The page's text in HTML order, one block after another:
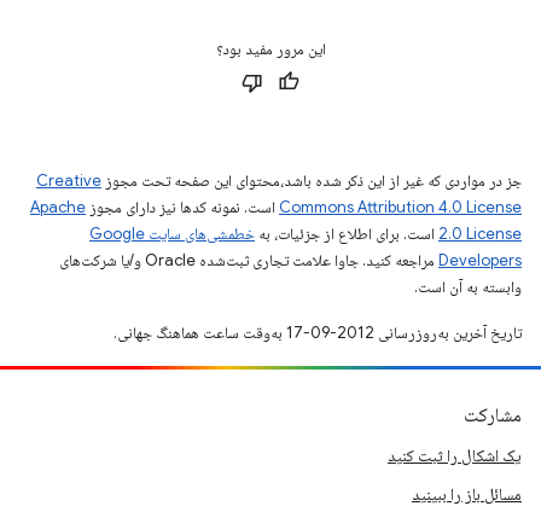
این مرور مفید بود؟
جز در مواردی که غیر از این ذکر شده باشد،‌محتوای این صفحه تحت مجوز Creative
Commons Attribution 4.0 License است. نمونه کدها نیز دارای مجوز Apache
2.0 License است. برای اطلاع از جزئیات، به
خطمشی‌های سایت Google
Developers‏
مراجعه کنید. جاوا علامت تجاری ثبت‌شده Oracle و/یا شرکت‌های
وابسته به آن است.
تاریخ آخرین به‌روزرسانی 2012-09-17 به‌وقت ساعت هماهنگ جهانی.
مشارکت
یک اشکال را ثبت کنید
مسائل باز را ببینید